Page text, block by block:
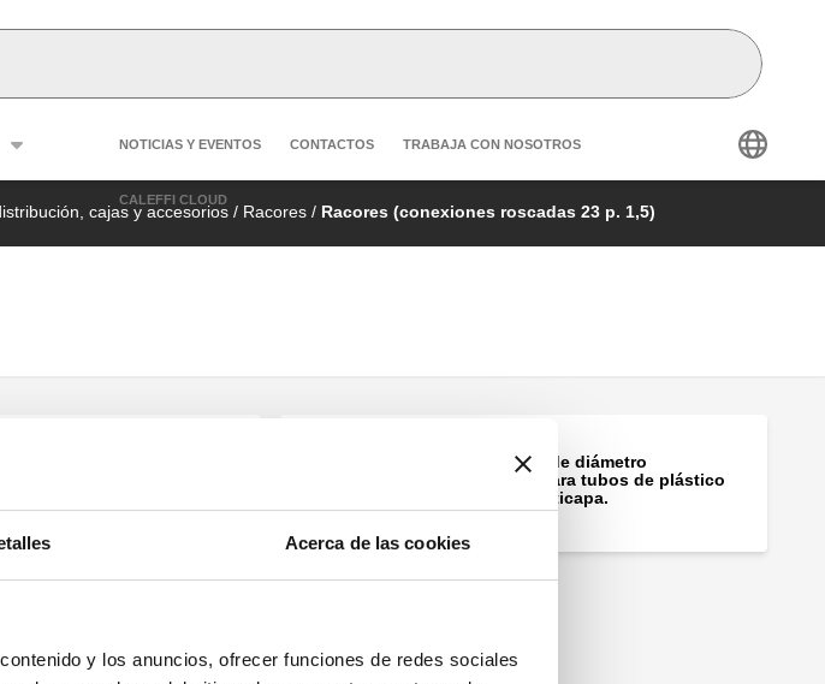
Acerca de las cookies
y los anuncios, ofrecer funciones de redes sociales
Header secondary navigation
NOTICIAS Y EVENTOS CONTACTOS TRABAJA CON NOSOTROS
CALEFFI CLOUD
cajas y accesorios / Racores / Racores (conexiones roscadas 23 p. 1,5)
DARCAL, Racor de diámetro
autoadaptable para tubos de plástico
monocapa o multicapa.
y acero inoxidable.